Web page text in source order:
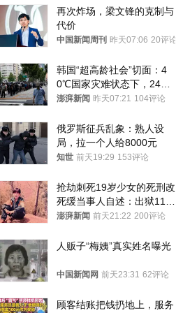
再次炸场，梁文锋的克制与
代价
中国新闻周刊 昨天07:06 20评论
韩国“超高龄社会”切面：4
0℃国家灾难状态下，2400
名首尔老人还在巷子里收废
澎湃新闻 昨天07:21 104评论
俄罗斯征兵乱象：熟人设
局，拉一个人给8000元
知世 前天19:29 153评论
抢劫刺死19岁少女的死刑改
死缓当事人自述：出狱11年
间始终刻意躲避被害人家属
澎湃新闻 前天21:22 200评论
人贩子“梅姨”真实姓名曝光
中国新闻网 前天23:31 62评论
顾客结账把钱扔地上，服务